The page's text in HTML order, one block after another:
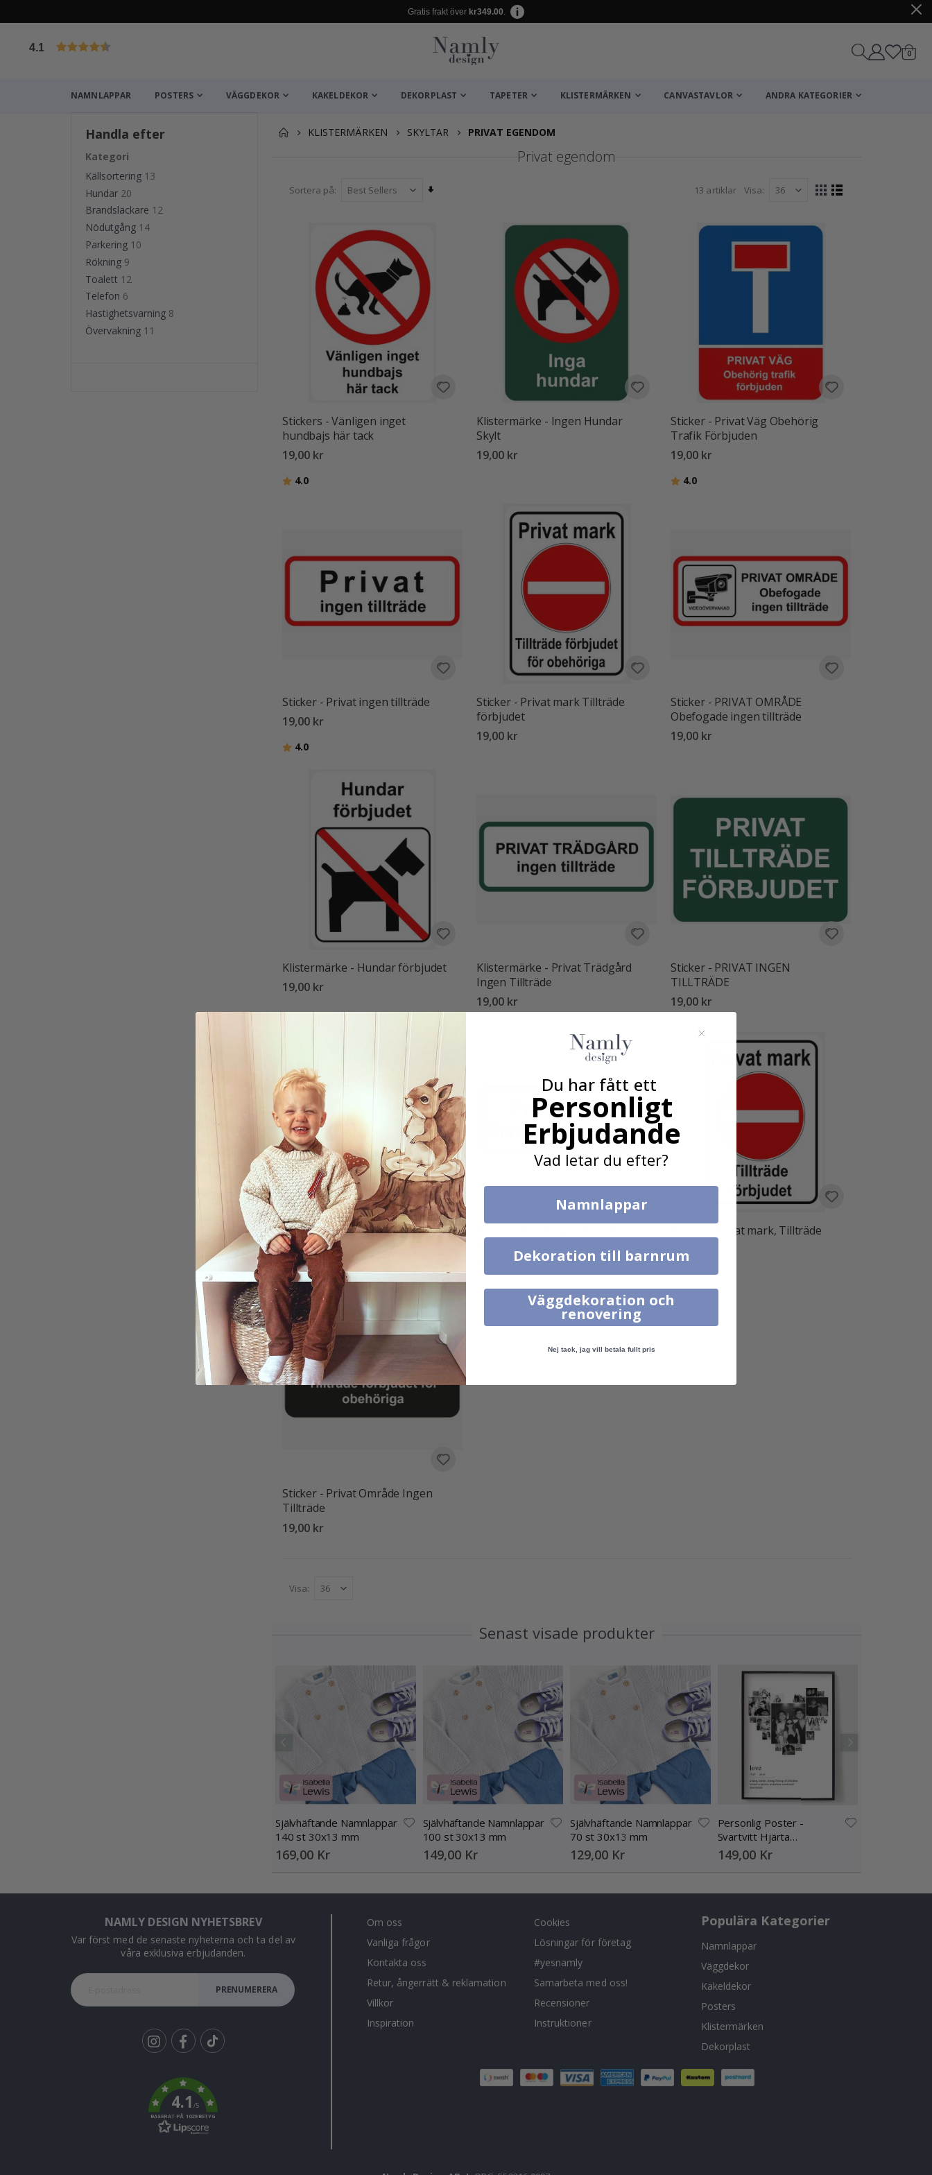
Gratis frakt över kr349.00.
4.1 0
NAMNLAPPAR POSTERS VÄGGDEKOR KAKELDEKOR DEKORPLAST TAPETER KLISTERMÄRKEN CANVASTAVLOR ANDRA KATEGORIER
KLISTERMÄRKEN SKYLTAR PRIVAT EGENDOM
Privat egendom
Sortera på 13 artiklar Visa
Visa
Rutnät
Listvy
Stickers - Vänligen inget
hundbajs här tack
19,00 kr
Betyg:
4.0
Klistermärke - Ingen Hundar
Skylt
19,00 kr
Sticker - Privat Väg Obehörig
Trafik Förbjuden
19,00 kr
Betyg:
4.0utav 5 stjärnor
Sticker - Privat ingen tillträde
19,00 kr
Betyg:
4.0
Sticker - Privat mark Tillträde
förbjudet
19,00 kr
Sticker - PRIVAT OMRÅDE
Obefogade ingen tillträde
19,00 kr
Klistermärke - Hundar förbjudet
19,00 kr
Klistermärke - Privat Trädgård
Ingen Tillträde
19,00 kr
Sticker - PRIVAT INGEN
TILLTRÄDE
19,00 kr
Sticker - Privat område Tillträde
förbjudet för obehöriga
19,00 kr
19,00 kr
Sticker - Privat mark, Tillträde
19,00 kr
Sticker - Privat Område Ingen
Tillträde
19,00 kr
Visa
Senast visade produkter
Självhäftande Namnlappar
140 st 30x13 mm
169,00 Kr
Självhäftande Namnlappar
100 st 30x13 mm
149,00 Kr
Självhäftande Namnlappar
70 st 30x13 mm
129,00 Kr
Personlig Poster -
Svartvitt Hjärta
Fotokollage
149,00 Kr
Handla efter
Kategori
Källsortering 13
Hundar 20
Brandsläckare 12
Nödutgång 14
Parkering 10
Rökning 9
Toalett 12
Telefon 6
Hastighetsvarning 8
Övervakning 11
NAMLY DESIGN NYHETSBREV
Var först med de senaste nyheterna och ta del av
våra exklusiva erbjudanden.
PRENUMERERA
k
4.1/5
BASERAT PÅ 1029 BETYG
Om oss
Vanliga frågor
Kontakta oss
Retur, ångerrätt & reklamation
Villkor
Inspiration
Cookies
Lösningar för företag
#yesnamly
Samarbeta med oss!
Recensioner
Instruktioner
Populära Kategorier
Namnlappar
Väggdekor
Kakeldekor
Posters
Klistermärken
Dekorplast
Du har fått ett
Personligt
Erbjudande
Vad letar du efter?
Namnlappar
Dekoration till barnrum
Väggdekoration och
renovering
Nej tack, jag vill betala fullt pris